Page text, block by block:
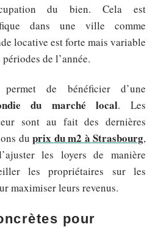
du bien. Cela est
dans une ville comme
locative est forte mais variable
de l’année.
de bénéficier d’une
du marché local. Les
sont au fait des dernières
duprix du m2 à Strasbourg,
les loyers de manière
les propriétaires sur les
maximiser leurs revenus.
pour